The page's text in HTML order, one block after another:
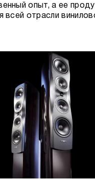
опыт, а ее
всей отрасли